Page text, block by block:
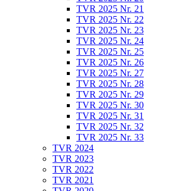
TVR 2025 Nr. 21
TVR 2025 Nr. 22
TVR 2025 Nr. 23
TVR 2025 Nr. 24
TVR 2025 Nr. 25
TVR 2025 Nr. 26
TVR 2025 Nr. 27
TVR 2025 Nr. 28
TVR 2025 Nr. 29
TVR 2025 Nr. 30
TVR 2025 Nr. 31
TVR 2025 Nr. 32
TVR 2025 Nr. 33
TVR 2024
TVR 2023
TVR 2022
TVR 2021